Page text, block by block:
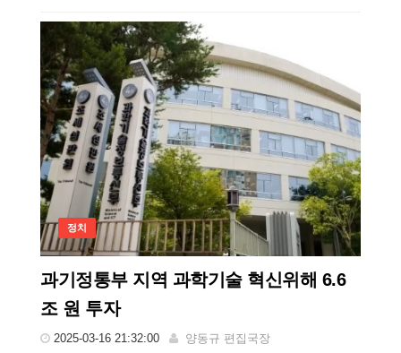
정치
과기정통부 지역 과학기술 혁신위해 6.6
조 원 투자
2025-03-16 21:32:00 양동규 편집국장